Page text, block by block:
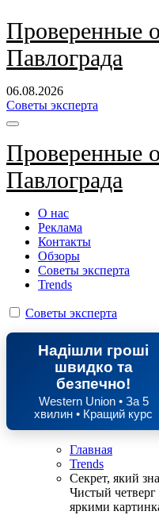
Перейти
к
содержанию
Проверенные
Павлограда
06.08.2026
Советы эксперта
Проверенные
Павлограда
О нас
Реклама
Контакты
Обзоры
Советы эксперта
Trends
Советы эксперта
Надішли гроші
швидко та
безпечно!
Western Union • За 5
хвилин • Кращий курс
Главная
Trends
Секрет, який
Чистый четверг
яркими